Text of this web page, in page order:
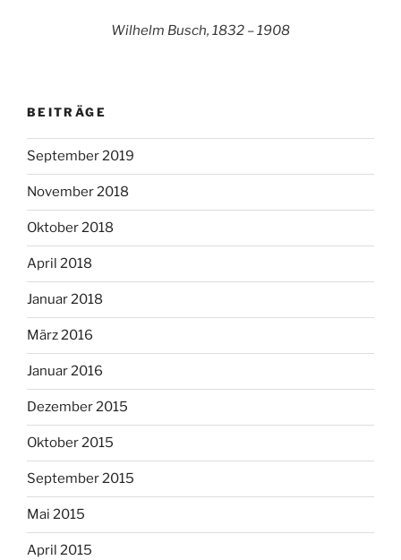
Wilhelm Busch, 1832 – 1908
BEITRÄGE
September 2019
November 2018
Oktober 2018
April 2018
Januar 2018
März 2016
Januar 2016
Dezember 2015
Oktober 2015
September 2015
Mai 2015
April 2015